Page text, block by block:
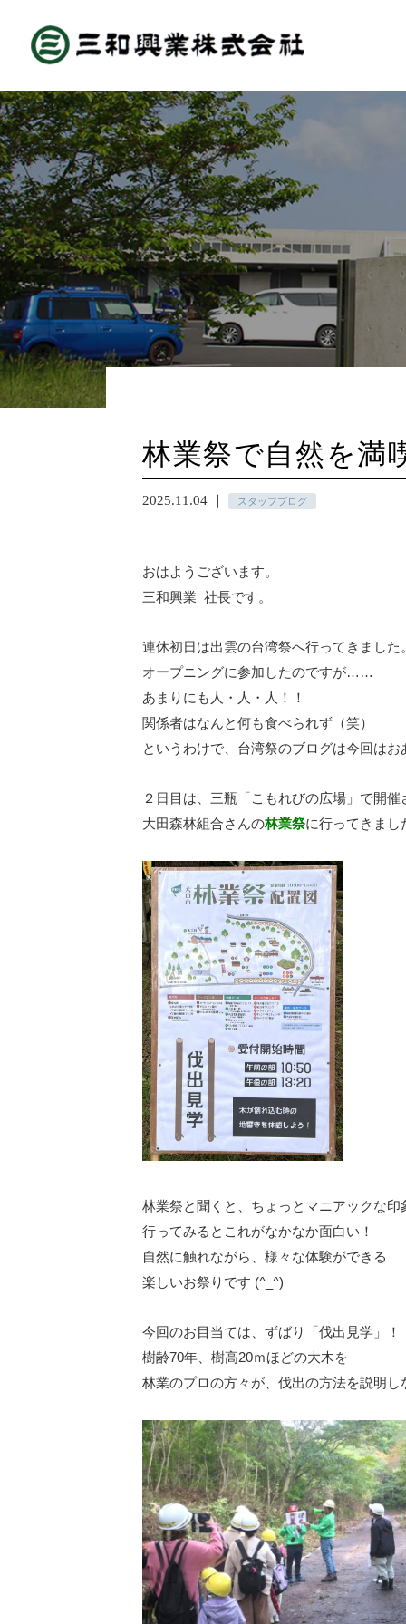
林業祭で自然を満
2025.11.04 ｜ スタッフブログ
おはようございます。
三和興業 社長です。
連休初日は出雲の台湾祭へ行ってきました。
オープニングに参加したのですが……
あまりにも人・人・人！！
関係者はなんと何も食べられず（笑）
というわけで、台湾祭のブログは今回はお
２日目は、三瓶「こもれびの広場」で開催
大田森林組合さんの林業祭に行ってきまし
林業祭と聞くと、ちょっとマニアックな印
行ってみるとこれがなかなか面白い！
自然に触れながら、様々な体験ができる
楽しいお祭りです (^_^)
今回のお目当ては、ずばり「伐出見学」！
樹齢70年、樹高20ｍほどの大木を
林業のプロの方々が、伐出の方法を説明し